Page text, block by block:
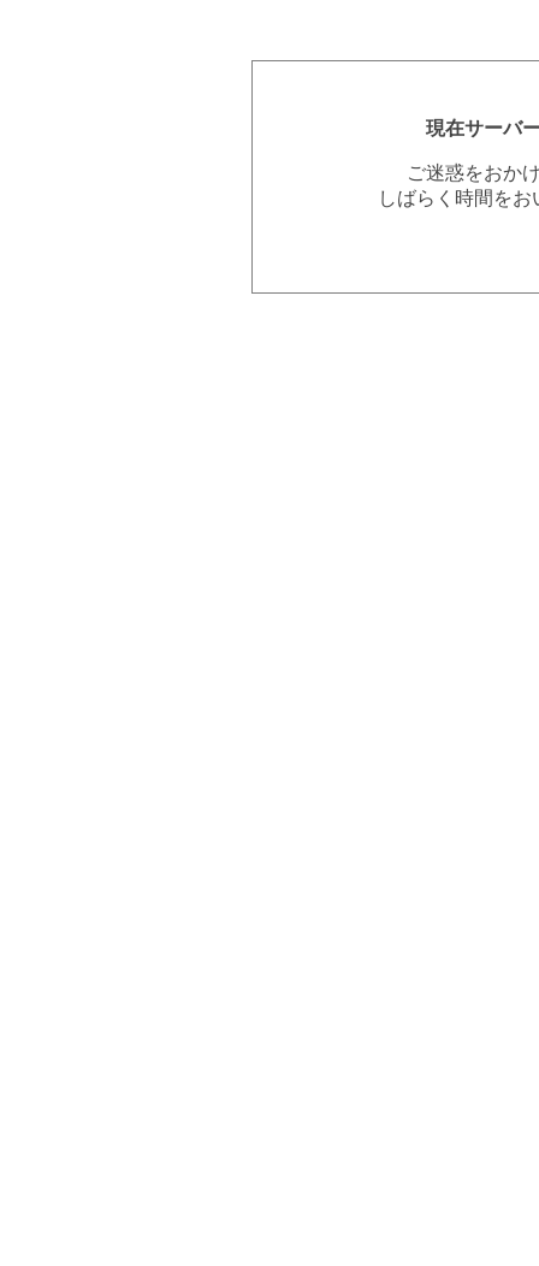
現在サーバ
ご迷惑をおか
しばらく時間を